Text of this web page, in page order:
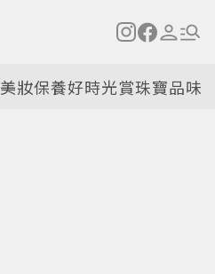
美妝保養好時光賞珠寶品味